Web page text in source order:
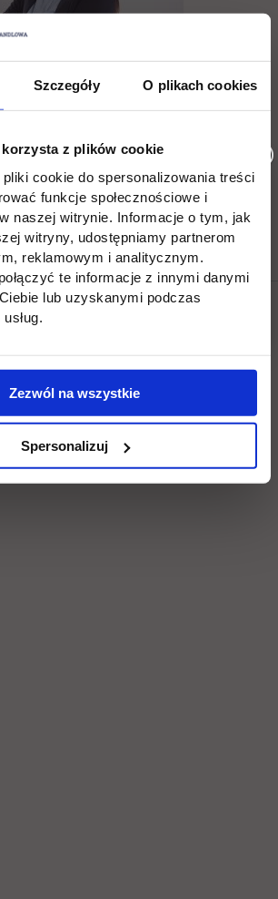
Szczegóły O plikach cookies
z plików cookie
cookie do spersonalizowania treści
funkcje społecznościowe i
naszej witrynie. Informacje o tym, jak
witryny, udostępniamy partnerom
reklamowym i analitycznym.
te informacje z innymi danymi
lub uzyskanymi podczas
Zezwól na wszystkie
Spersonalizuj
Eliza Kotomska
tel. (22) 262 88 89,
& media UTH
Filter network: